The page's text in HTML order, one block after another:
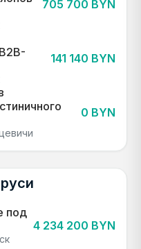
705 700 BYN
141 140 BYN
0 BYN
под
4 234 200 BYN